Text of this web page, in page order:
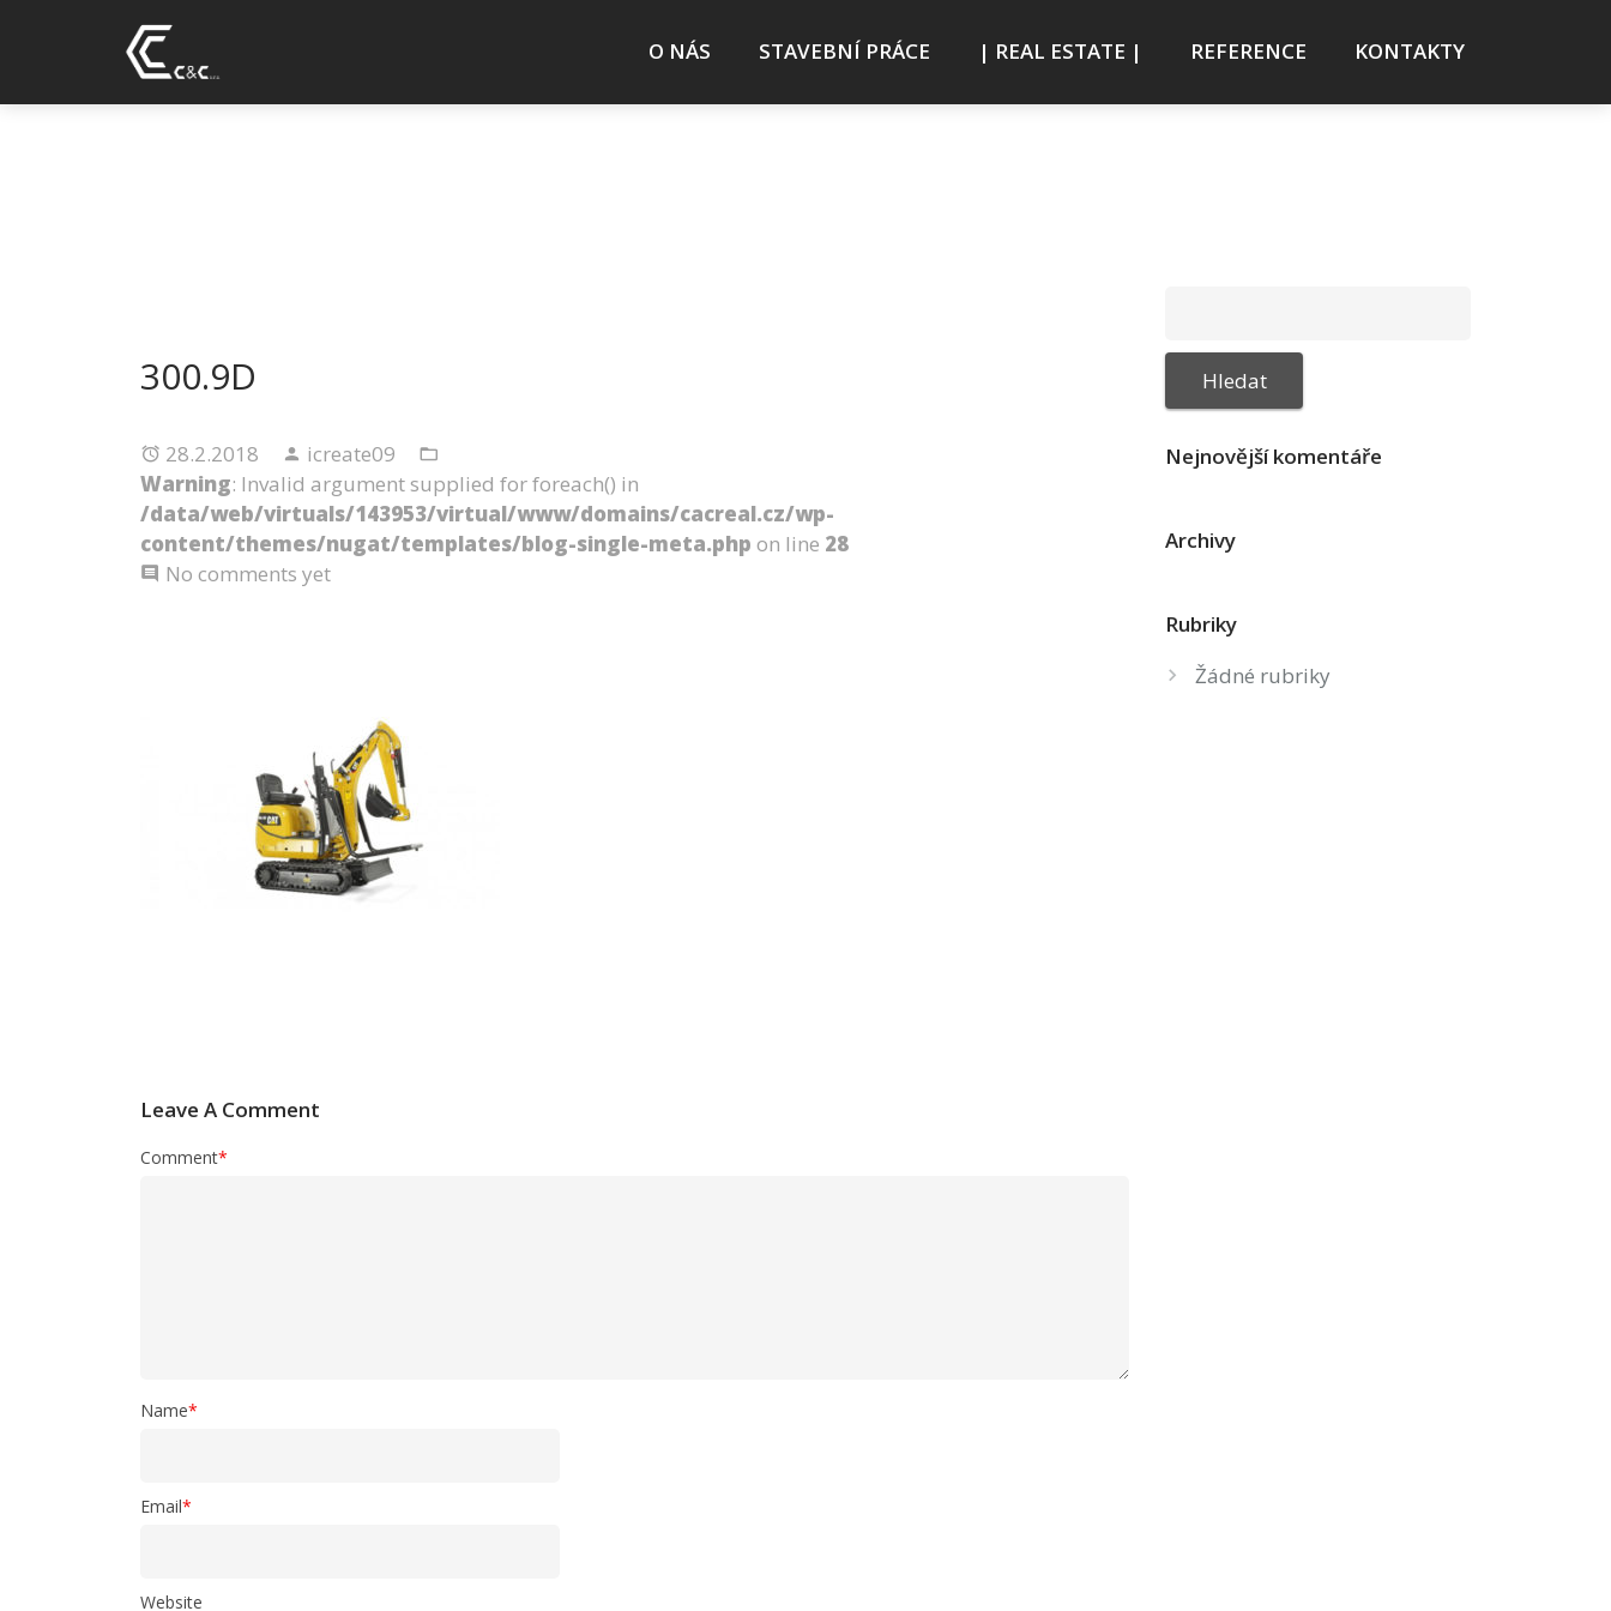
O NÁS STAVEBNÍ PRÁCE | REAL ESTATE | REFERENCE KONTAKTY
300.9D
28.2.2018
icreate09
Warning: Invalid argument supplied for foreach() in
/data/web/virtuals/143953/virtual/www/domains/cacreal.cz/wp-
content/themes/nugat/templates/blog-single-meta.php on line 28
No comments yet
Leave A Comment
Comment*
Name*
Email*
Website
Nejnovější komentáře
Archivy
Rubriky
Žádné rubriky